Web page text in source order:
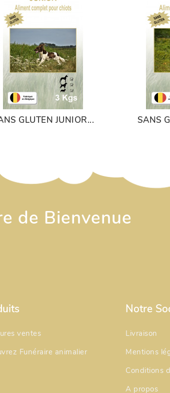
GLUTEN JUNIOR... SANS
de Bienvenue
ventes
Funéraire animalier
Notre
Livraison
Mentions
Conditions
A propos